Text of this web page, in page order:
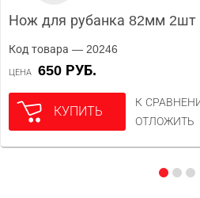
Нож для рубанка 82мм 2шт
Код товара — 20246
ЦЕНА 650 РУБ.
КУПИТЬ
К
ОТЛОЖИТЬ